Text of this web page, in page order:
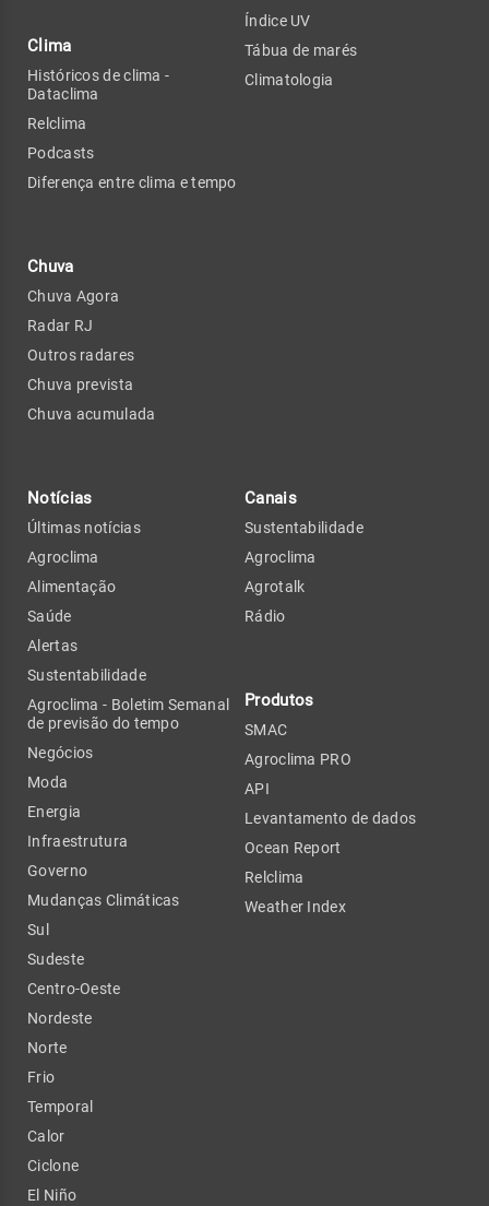
Clima
Históricos de clima -
Dataclima
Relclima
Podcasts
Diferença entre clima e tempo
Chuva
Chuva Agora
Radar RJ
Outros radares
Chuva prevista
Chuva acumulada
Índice UV
Tábua de marés
Climatologia
Notícias
Últimas notícias
Agroclima
Alimentação
Saúde
Alertas
Sustentabilidade
Agroclima - Boletim Semanal
de previsão do tempo
Negócios
Moda
Energia
Infraestrutura
Governo
Mudanças Climáticas
Sul
Sudeste
Centro-Oeste
Nordeste
Norte
Frio
Temporal
Calor
Ciclone
El Niño
Canais
Sustentabilidade
Agroclima
Agrotalk
Rádio
Produtos
SMAC
Agroclima PRO
API
Levantamento de dados
Ocean Report
Relclima
Weather Index